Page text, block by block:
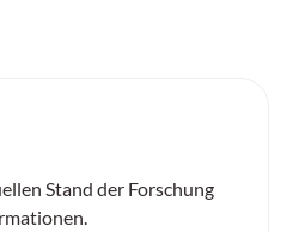
Stand der Forschung